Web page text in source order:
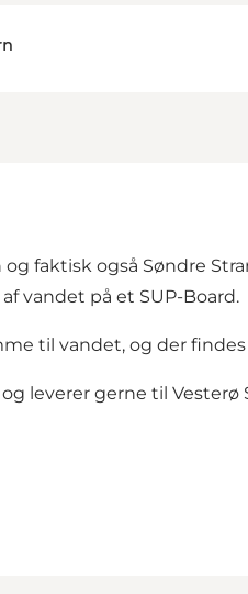
faktisk også Søndre
vandet på et SUP-Board.
til vandet, og der
leverer gerne til Vesterø